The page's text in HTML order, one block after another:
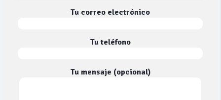
Tu correo electrónico
Tu teléfono
Tu mensaje (opcional)